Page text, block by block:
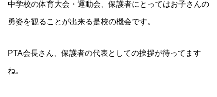
中学校の体育大会・運動会、保護者にとってはお子さんの
勇姿を観ることが出来る是校の機会です。
PTA会長さん、保護者の代表としての挨拶が待ってます
ね。